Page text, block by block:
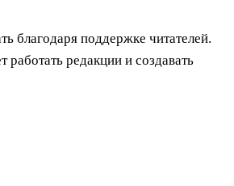
благодаря поддержке читателей.
редакции и создавать